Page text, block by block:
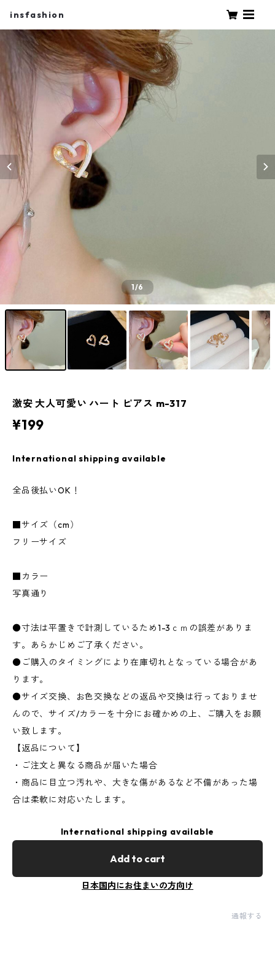
insfashion
1/6
激安 大人可愛い ハート ピアス m-317
¥199
International shipping available
全品後払いOK！
■サイズ（cm）
フリーサイズ
■カラー
写真通り
●寸法は平置きで計測しているため1-3ｃｍの誤差がありま
す。あらかじめご了承ください。
●ご購入のタイミングにより在庫切れとなっている場合があ
ります。
●サイズ交換、お色交換などの返品や交換は行っておりませ
んので、サイズ/カラーを十分にお確かめの上、ご購入をお願
い致します。
【返品について】
・ご注文と異なる商品が届いた場合
・商品に目立つ汚れや、大きな傷があるなど不備があった場
合は柔軟に対応いたします。
International shipping available
Add to cart
日本国内にお住まいの方向け
通報する